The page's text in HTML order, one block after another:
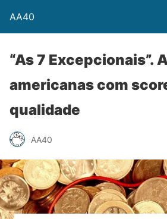
AA40
“As 7 Excepcionais”.
americanas com
qualidade
AA40